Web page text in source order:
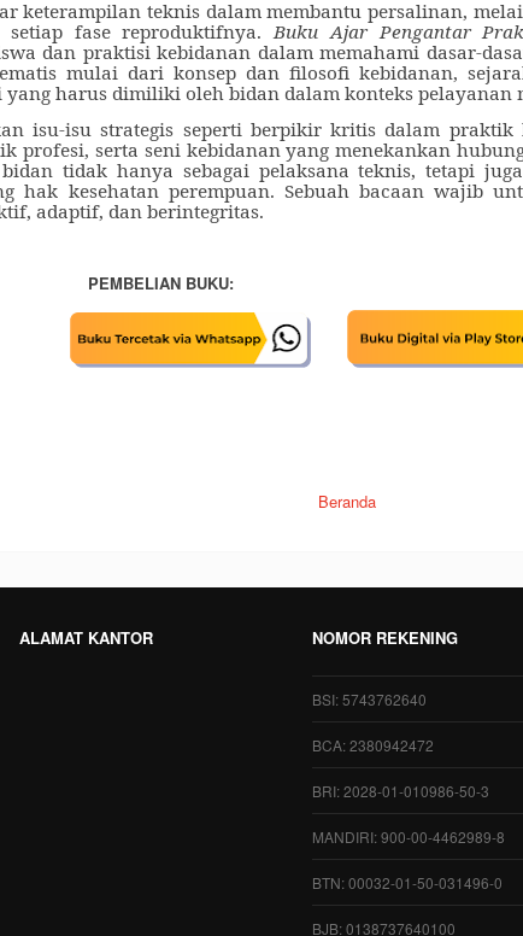
keterampilan teknis dalam membantu persalinan,
fase reproduktifnya. Buku Ajar Pengantar
dan praktisi kebidanan dalam memahami dasar-
mulai dari konsep dan filosofi kebidanan,
yang harus dimiliki oleh bidan dalam konteks pelayanan
isu-isu strategis seperti berpikir kritis dalam
profesi, serta seni kebidanan yang menekankan
tidak hanya sebagai pelaksana teknis, tetapi
hak kesehatan perempuan. Sebuah bacaan wajib
adaptif, dan berintegritas.
PEMBELIAN BUKU:
Beranda
ALAMAT KANTOR NOMOR REKENING
BSI: 5743762640
BCA: 2380942472
BRI: 2028-01-010986-50-3
MANDIRI: 900-00-4462989-8
BTN: 00032-01-50-031496-0
BJB: 0138737640100